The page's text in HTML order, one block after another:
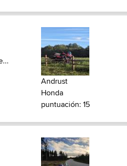
Andrust
Honda
puntuación: 15